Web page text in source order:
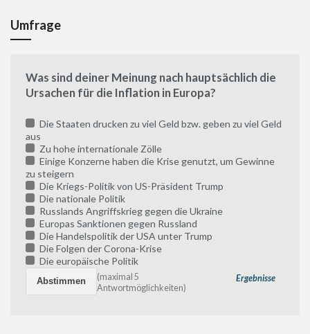
Umfrage
Was sind deiner Meinung nach hauptsächlich die
Ursachen für die Inflation in Europa?
Die Staaten drucken zu viel Geld bzw. geben zu viel Geld
aus
Zu hohe internationale Zölle
Einige Konzerne haben die Krise genutzt, um Gewinne
zu steigern
Die Kriegs-Politik von US-Präsident Trump
Die nationale Politik
Russlands Angriffskrieg gegen die Ukraine
Europas Sanktionen gegen Russland
Die Handelspolitik der USA unter Trump
Die Folgen der Corona-Krise
Die europäische Politik
Ergebnisse
(maximal 5
Antwortmöglichkeiten)